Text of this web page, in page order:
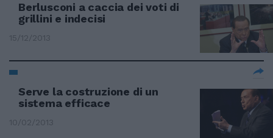
Berlusconi a caccia dei voti di
grillini e indecisi
15/12/2013
Serve la costruzione di un
sistema efficace
10/02/2013